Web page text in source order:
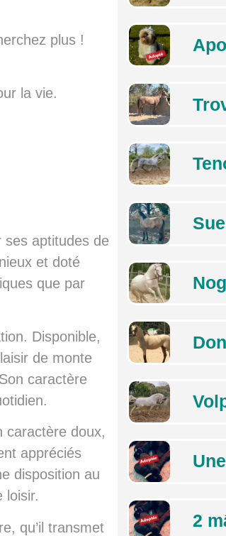
plus !
la vie.
ses aptitudes de
et doté
que par
Disponible,
de monte
caractère
caractère doux,
appréciés
disposition au
loisir.
qu’il transmet
2